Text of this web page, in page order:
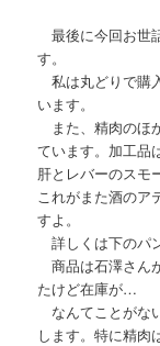
最後に今回お世
す。
私は丸どりで購
います。
また、精肉のほ
ています。加工品
肝とレバーのスモ
これがまた酒のア
すよ。
詳しくは下のパ
商品は石澤さん
たけど在庫が…
なんてことがな
します。特に精肉